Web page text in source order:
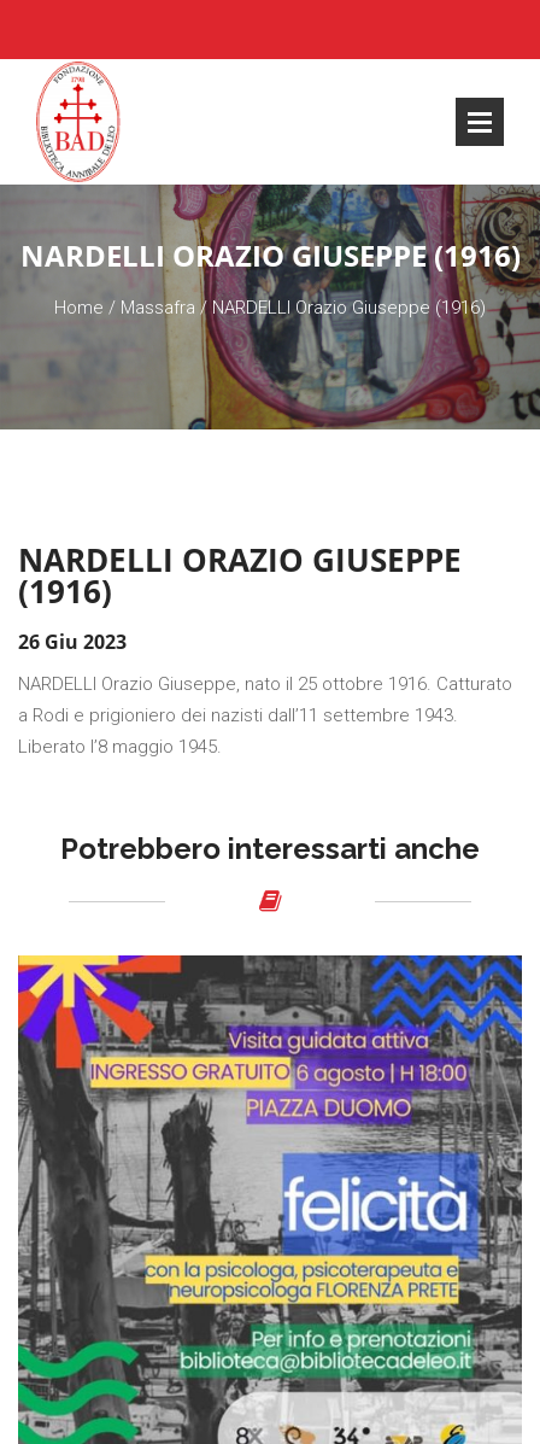
NARDELLI ORAZIO GIUSEPPE (1916)
Home / Massafra / NARDELLI Orazio Giuseppe (1916)
NARDELLI ORAZIO GIUSEPPE
(1916)
26 Giu 2023
NARDELLI Orazio Giuseppe, nato il 25 ottobre 1916. Catturato
a Rodi e prigioniero dei nazisti dall’11 settembre 1943.
Liberato l’8 maggio 1945.
Potrebbero interessarti anche